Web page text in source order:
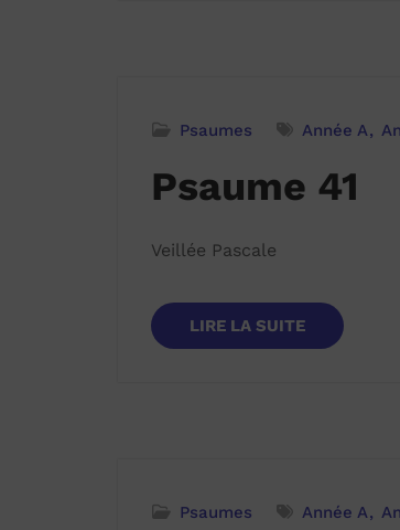
Psaumes Année A
Psaume 41
Veillée Pascale
LIRE LA SUITE
Psaumes Année A